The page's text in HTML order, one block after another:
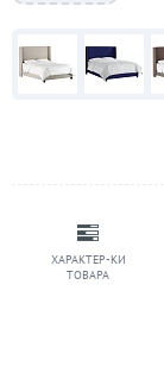
ХАРАКТЕР-КИ
ТОВАРА